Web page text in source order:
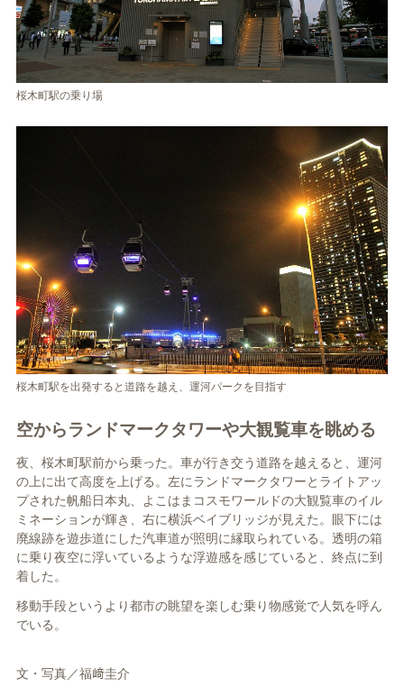
桜木町駅の乗り場
桜木町駅を出発すると道路を越え、運河パークを目指す
空からランドマークタワーや大観覧車を眺める
夜、桜木町駅前から乗った。車が行き交う道路を越えると、運河
の上に出て高度を上げる。左にランドマークタワーとライトアッ
プされた帆船日本丸、よこはまコスモワールドの大観覧車のイル
ミネーションが輝き、右に横浜ベイブリッジが見えた。眼下には
廃線跡を遊歩道にした汽車道が照明に縁取られている。透明の箱
に乗り夜空に浮いているような浮遊感を感じていると、終点に到
着した。
移動手段というより都市の眺望を楽しむ乗り物感覚で人気を呼ん
でいる。
文・写真／福﨑圭介